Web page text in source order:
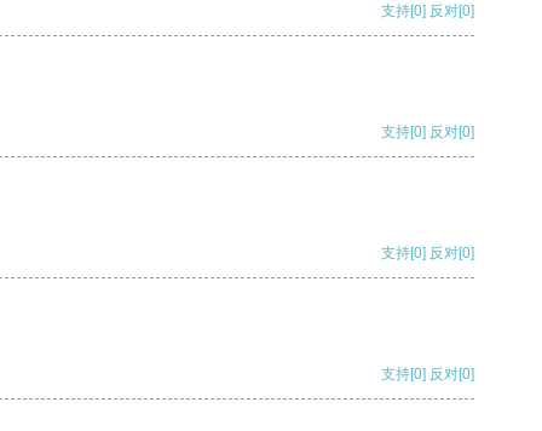
支持[0] 反对[0]
支持[0] 反对[0]
支持[0] 反对[0]
支持[0] 反对[0]